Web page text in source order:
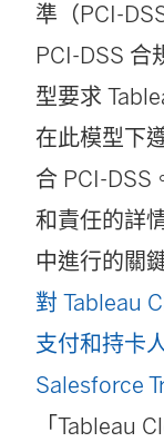
準（PCI-
PCI-DSS 合
型要求
在此模型下
合 PCI-DSS
和責任的詳
中進行的關
對 Tableau
支付和持卡
Salesforce
「Tableau